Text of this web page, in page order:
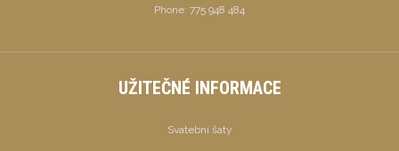
Phone: 775 948 484
UŽITEČNÉ INFORMACE
Svatební šaty